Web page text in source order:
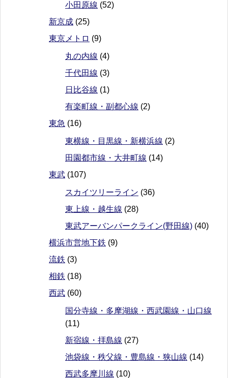
小田原線 (52)
新京成 (25)
東京メトロ (9)
丸の内線 (4)
千代田線 (3)
日比谷線 (1)
有楽町線・副都心線 (2)
東急 (16)
東横線・目黒線・新横浜線 (2)
田園都市線・大井町線 (14)
東武 (107)
スカイツリーライン (36)
東上線・越生線 (28)
東武アーバンパークライン(野田線) (40)
横浜市営地下鉄 (9)
流鉄 (3)
相鉄 (18)
西武 (60)
国分寺線・多摩湖線・西武園線・山口線
(11)
新宿線・拝島線 (27)
池袋線・秩父線・豊島線・狭山線 (14)
西武多摩川線 (10)